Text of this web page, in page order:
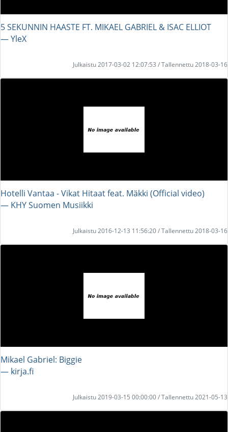
5 SEKUNNIN HAASTE FT. MIKAEL GABRIEL & ISAC ELLIOT
― YleX
Julkaistu 2017-03-02 12:07:53 / Tallennettu 2018-03-16
Hotelli Vantaa - Vikat Hitaat feat. Mäkki (Official video)
― KHY Suomen Musiikki
Julkaistu 2016-12-13 11:56:20 / Tallennettu 2018-03-16
Mikael Gabriel: Biggie
― kirja.fi
Julkaistu 2019-03-15 00:00:00 / Tallennettu 2021-05-13